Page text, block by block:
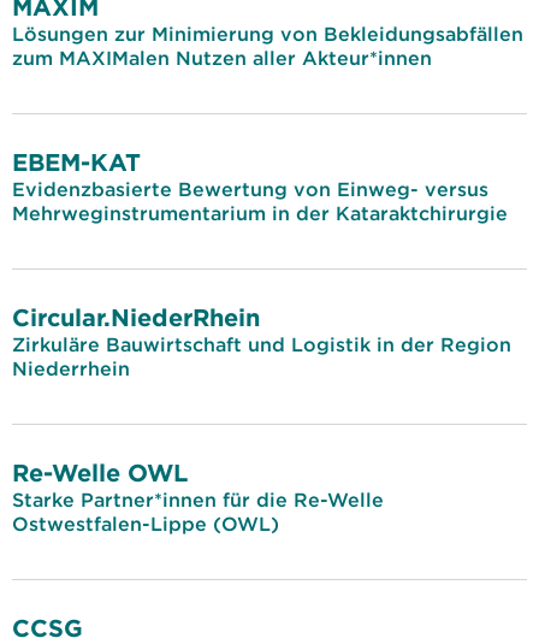
MAXIM
Lösungen zur Minimierung von Bekleidungsabfällen
zum MAXIMalen Nutzen aller Akteur*innen
EBEM-KAT
Evidenzbasierte Bewertung von Einweg- versus
Mehrweginstrumentarium in der Kataraktchirurgie
Circular.NiederRhein
Zirkuläre Bauwirtschaft und Logistik in der Region
Niederrhein
Re-Welle OWL
Starke Partner*innen für die Re-Welle
Ostwestfalen-Lippe (OWL)
CCSG